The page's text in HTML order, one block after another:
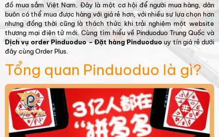
đồ mua sắm Việt Nam. Đây là một cơ hội để người mua hàng, dân
buôn có thể mua được hàng với giá rẻ hơn, với nhiều sự lựa chọn hơn
nhưng đồng thời cũng là thách thức khi trải nghiệm một website
thương mại điện tử mới. Cùng tìm hiểu về Pinduoduo Trung Quốc và
Dịch vụ order Pinduoduo – Đặt hàng Pinduoduo uy tín giá rẻ dưới
đây cùng Order Plus.
Tổng quan Pinduoduo là gì?